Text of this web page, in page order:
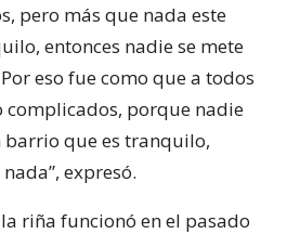
pero más que nada este
entonces nadie se mete
eso fue como que a todos
complicados, porque nadie
barrio que es tranquilo,
expresó.
riña funcionó en el pasado